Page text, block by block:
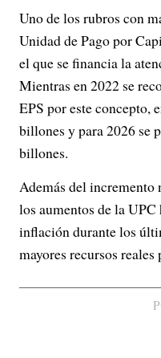
Uno de los rubros con
Unidad de Pago por
el que se financia la
Mientras en 2022 se
EPS por este concepto,
billones y para 2026 se
billones.
Además del incremento
los aumentos de la
inflación durante los
mayores recursos